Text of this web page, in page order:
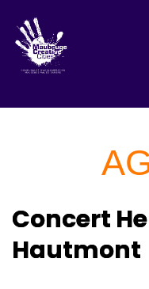
Concert
Hautmont